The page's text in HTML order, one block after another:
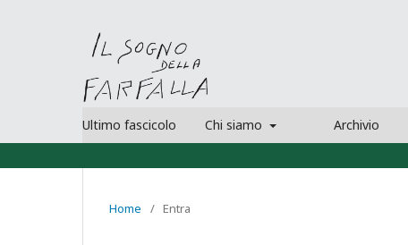
Ultimo fascicolo Chi siamo Archivio
Home / Entra